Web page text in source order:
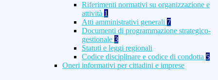
Riferimenti normativi su organizzazione e
attività 1
Atti amministrativi generali 7
Documenti di programmazione strategico-
gestionale 3
Statuti e leggi regionali
Codice disciplinare e codice di condotta 5
Oneri informativi per cittadini e imprese